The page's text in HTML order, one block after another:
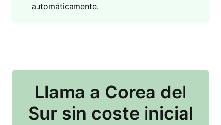
automáticamente.
Llama a Corea del
Sursin coste inicial